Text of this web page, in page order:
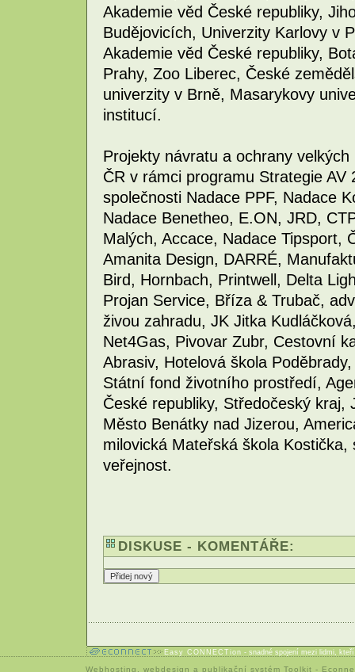
Akademie věd České republiky,
Budějovicích, Univerzity Karlovy v
Akademie věd České republiky,
Prahy, Zoo Liberec, České
univerzity v Brně, Masarykovy
institucí.
Projekty návratu a ochrany
ČR v rámci programu Strategie
společnosti Nadace PPF, Nadace
Nadace Benetheo, E.ON, JRD,
Malých, Accace, Nadace Tipsport,
Amanita Design, DARRÉ,
Bird, Hornbach, Printwell, Delta
Projan Service, Bříza & Trubač,
živou zahradu, JK Jitka
Net4Gas, Pivovar Zubr, Cestovní
Abrasiv, Hotelová škola
Státní fond životního prostředí,
České republiky, Středočeský
Město Benátky nad Jizerou,
milovická Mateřská škola
veřejnost.
DISKUSE - KOMENTÁŘE:
Easy CONNECTion - snadné spojení mezi lidmi,
Webhosting webdesign a publikační systém Toolkit -